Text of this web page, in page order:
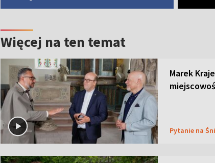
Więcej na ten temat
Marek
Pytanie na